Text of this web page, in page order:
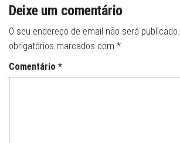
Deixe um comentário
O seu endereço de email não será publicado.
obrigatórios marcados com *
Comentário *